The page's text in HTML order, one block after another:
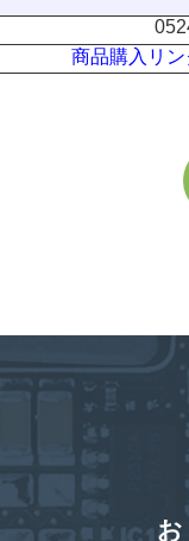
商品購入リ